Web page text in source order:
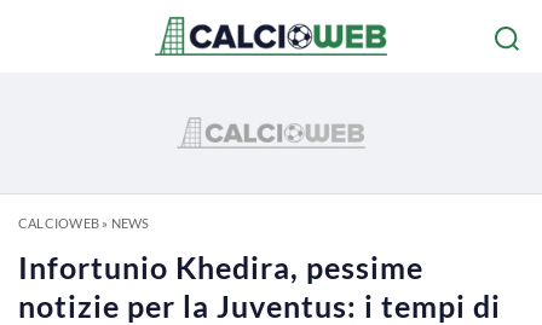
CALCIOWEB» NEWS
Infortunio Khedira, pessime
notizie per la Juventus: i tempi di